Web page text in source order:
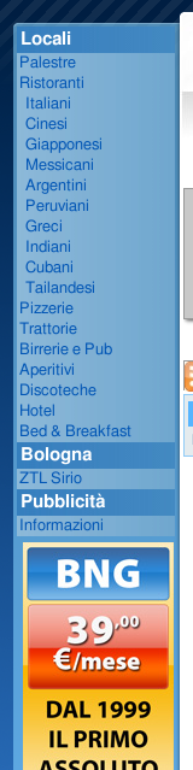
Locali
Palestre
Ristoranti
Italiani
Cinesi
Giapponesi
Messicani
Argentini
Peruviani
Greci
Indiani
Cubani
Tailandesi
Pizzerie
Trattorie
Birrerie e Pub
Aperitivi
Discoteche
Hotel
Bed & Breakfast
Bologna
ZTL Sirio
Pubblicità
Informazioni